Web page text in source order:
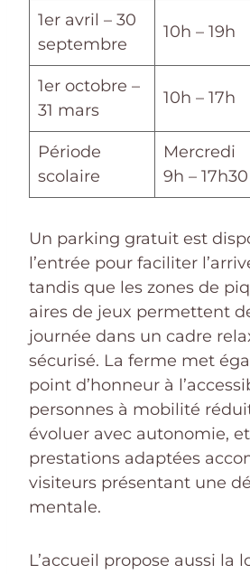
1er avril – 30
septembre
10h – 19h
1er octobre –
31 mars
10h – 17h
Période
scolaire
Mercredi
9h – 17h30
Un parking gratuit est
l’entrée pour faciliter
tandis que les zones de
aires de jeux permettent
journée dans un cadre
sécurisé. La ferme met
point d’honneur à
personnes à mobilité
évoluer avec autonomie,
prestations adaptées
visiteurs présentant une
mentale.
L’accueil propose aussi la